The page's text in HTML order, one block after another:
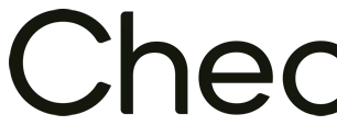
Saltar
al
contenido